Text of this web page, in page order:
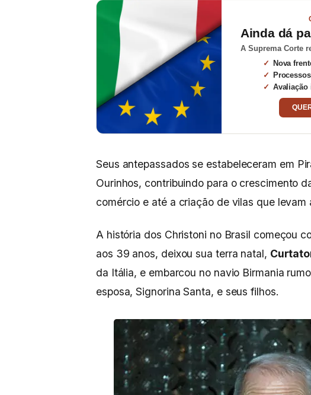
Ainda dá
A Suprema Corte
Nova
Avaliação
Seus antepassados se estabeleceram em
Ourinhos, contribuindo para o crescimento
comércio e até a criação de vilas que levam
A história dos Christoni no Brasil começou
aos 39 anos, deixou sua terra natal,
da Itália, e embarcou no navio Birmania
esposa, Signorina Santa, e seus filhos.